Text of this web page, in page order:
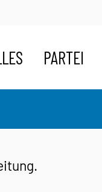
PARTEI